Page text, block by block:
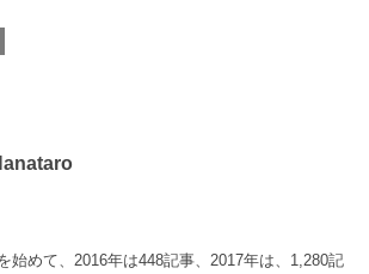
始めて、2016年は448記事、2017年は、1,280記